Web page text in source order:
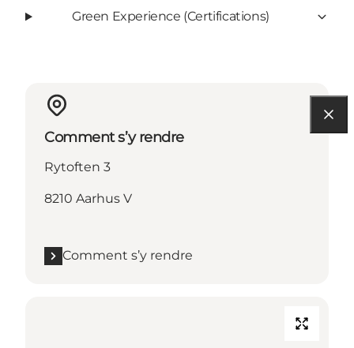
Green Experience (Certifications)
Comment s’y rendre
Rytoften 3
8210 Aarhus V
Comment s’y rendre